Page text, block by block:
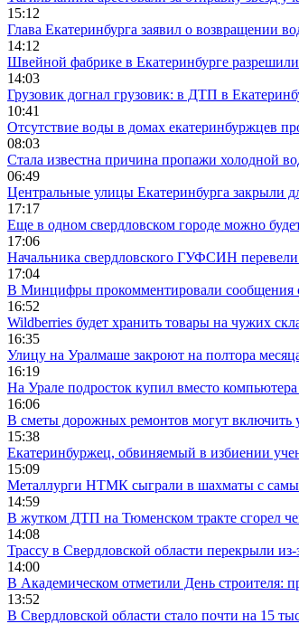
15:12
Глава Екатеринбурга заявил о возвращении
14:12
Швейной фабрике в Екатеринбурге
14:03
Грузовик догнал грузовик: в ДТП в
10:41
Отсутствие воды в домах екатеринбуржцев
08:03
Стала известна причина пропажи холодной
06:49
Центральные улицы Екатеринбурга закрыли
17:17
Еще в одном свердловском городе можно
17:06
Начальника свердловского ГУФСИН
17:04
В Минцифры прокомментировали сообщения
16:52
Wildberries будет хранить товары на чужих
16:35
Улицу на Уралмаше закроют на полтора
16:19
На Урале подросток купил вместо
16:06
В сметы дорожных ремонтов могут
15:38
Екатеринбуржец, обвиняемый в избиении
15:09
Металлурги НТМК сыграли в шахматы с
14:59
В жутком ДТП на Тюменском тракте сгорел
14:08
Трассу в Свердловской области перекрыли из-
14:00
В Академическом отметили День строителя:
13:52
В Свердловской области стало почти на 15